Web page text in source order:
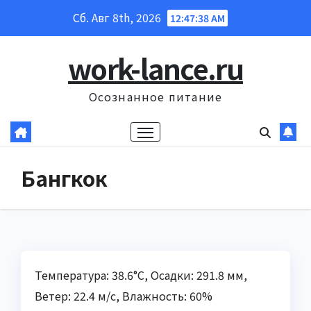
Сб. Авг 8th, 2026 12:47:39 AM
work-lance.ru
Осознанное питание
Бангкок
Температура: 38.6°C, Осадки: 291.8 мм,
Ветер: 22.4 м/с, Влажность: 60%